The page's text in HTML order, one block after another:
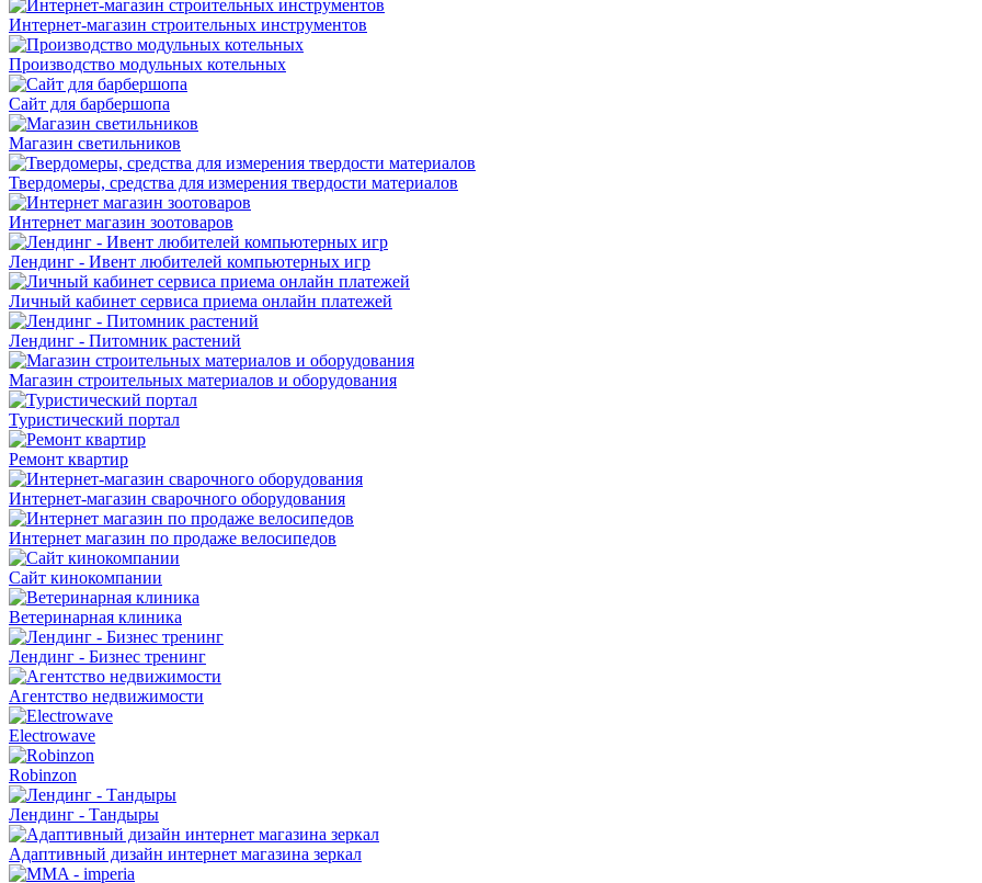
Интернет-магазин строительных инструментов
Производство модульных котельных
Сайт для барбершопа
Магазин светильников
Твердомеры, средства для измерения твердости материалов
Интернет магазин зоотоваров
Лендинг - Ивент любителей компьютерных игр
Личный кабинет сервиса приема онлайн платежей
Лендинг - Питомник растений
Магазин строительных материалов и оборудования
Туристический портал
Ремонт квартир
Интернет-магазин сварочного оборудования
Интернет магазин по продаже велосипедов
Сайт кинокомпании
Ветеринарная клиника
Лендинг - Бизнес тренинг
Агентство недвижимости
Electrowave
Robinzon
Лендинг - Тандыры
Адаптивный дизайн интернет магазина зеркал